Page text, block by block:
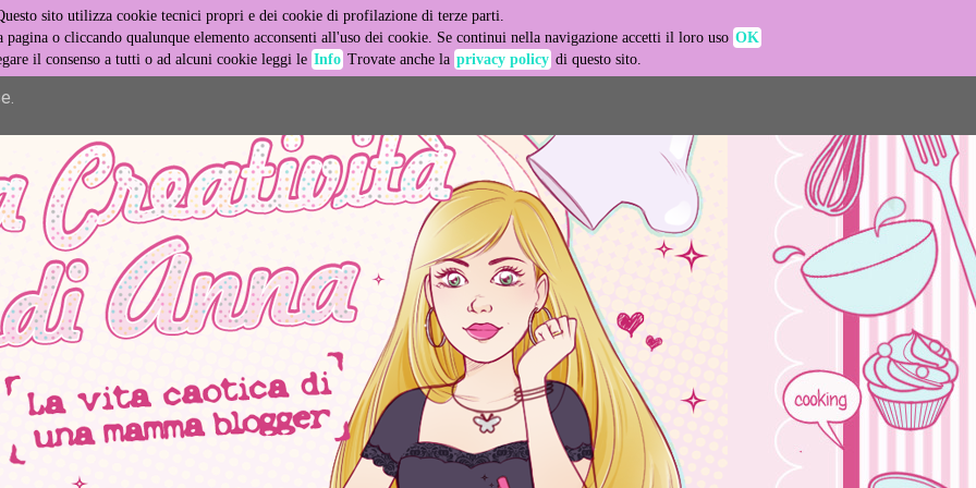
sito utilizza cookie tecnici propri e dei cookie di profilazione di terze parti.
pagina o cliccando qualunque elemento acconsenti all'uso dei cookie. Se continui nella navigazione accetti il loro uso OK
il consenso a tutti o ad alcuni cookie leggi le Info Trovate anche la privacy policy di questo sito.
its services and to analyze traffic. Your IP address and user-agent
and security metrics to ensure quality of service, generate usage
LEARN MORE